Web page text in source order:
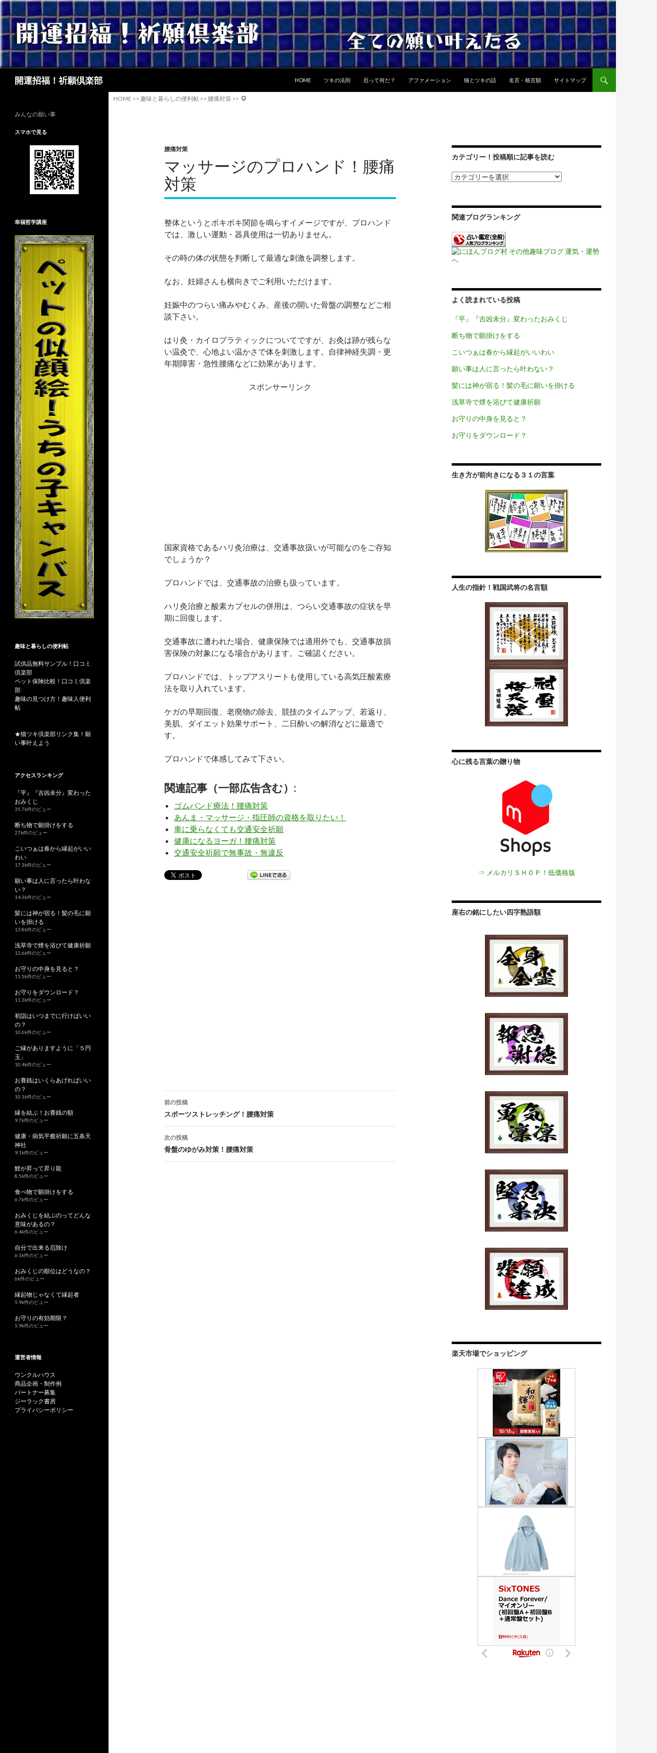
開運招福！祈願倶楽部
HOME
ツキの法則 厄って何だ？ アファメーション 猫とツキの話 名言・格言額 サイトマップ
HOME >> 趣味と暮らしの便利帖 >> 腰痛対策 >>
腰痛対策
マッサージのプロハンド！腰痛
対策
整体というとボキボキ関節を鳴らすイメージですが、プロハンド
では、激しい運動・器具使用は一切ありません。
その時の体の状態を判断して最適な刺激を調整します。
なお、妊婦さんも横向きでご利用いただけます。
妊娠中のつらい痛みやむくみ、産後の開いた骨盤の調整などご相
談下さい。
はり灸・カイロプラティックについてですが、お灸は跡が残らな
い温灸で、心地よい温かさで体を刺激します。自律神経失調・更
年期障害・急性腰痛などに効果があります。
スポンサーリンク
国家資格であるハリ灸治療は、交通事故扱いが可能なのをご存知
でしょうか？
プロハンドでは、交通事故の治療も扱っています。
ハリ灸治療と酸素カプセルの併用は、つらい交通事故の症状を早
期に回復します。
交通事故に遭われた場合、健康保険では適用外でも、交通事故損
害保険の対象になる場合があります。ご確認ください。
プロハンドでは、トップアスリートも使用している高気圧酸素療
法を取り入れています。
ケガの早期回復、老廃物の除去、競技のタイムアップ、若返り、
美肌、ダイエット効果サポート、二日酔いの解消などに最適で
す。
プロハンドで体感してみて下さい。
関連記事（一部広告含む）:
ゴムバンド療法！腰痛対策
あんま・マッサージ・指圧師の資格を取りたい！
車に乗らなくても交通安全祈願
健康になるヨーガ！腰痛対策
交通安全祈願で無事故・無違反
投
稿
ナ
前の投稿
スポーツストレッチング！腰痛対策
次の投稿
骨盤のゆがみ対策！腰痛対策
カテゴリー！投稿順に記事を読む
関連ブログランキング
よく読まれている投稿
『平』『吉凶未分』変わったおみくじ
断ち物で願掛けをする
こいつぁは春から縁起がいいわい
願い事は人に言ったら叶わない？
髪には神が宿る！髪の毛に願いを掛ける
浅草寺で煙を浴びて健康祈願
お守りの中身を見ると？
お守りをダウンロード？
生き方が前向きになる３１の言葉
人生の指針！戦国武将の名言額
心に残る言葉の贈り物
⇒ メルカリＳＨＯＰ！低価格版
座右の銘にしたい四字熟語額
楽天市場でショッピング
みんなの願い事
スマホで見る
幸福哲学講座
趣味と暮らしの便利帖
試供品無料サンプル！口コミ
倶楽部
ペット保険比較！口コミ倶楽
部
趣味の見つけ方！趣味人便利
帖
★猫ツキ倶楽部リンク集！願
い事叶えよう
アクセスランキング
『平』『吉凶未分』変わった
おみくじ
35.7k件のビュー
断ち物で願掛けをする
27k件のビュー
こいつぁは春から縁起がいい
わい
17.3k件のビュー
願い事は人に言ったら叶わな
い？
14.3k件のビュー
髪には神が宿る！髪の毛に願
いを掛ける
13.8k件のビュー
浅草寺で煙を浴びて健康祈願
12.6k件のビュー
お守りの中身を見ると？
11.5k件のビュー
お守りをダウンロード？
11.3k件のビュー
初詣はいつまでに行けばいい
の？
10.6k件のビュー
ご縁がありますように「５円
玉」
10.4k件のビュー
お賽銭はいくらあげればいい
の？
10.1k件のビュー
縁を結ぶ！お賽銭の額
9.7k件のビュー
健康・病気平癒祈願に五条天
神社
9.1k件のビュー
鯉が昇って昇り龍
8.5k件のビュー
食べ物で願掛けをする
6.7k件のビュー
おみくじを結ぶのってどんな
意味があるの？
6.4k件のビュー
自分で出来る厄除け
6.1k件のビュー
おみくじの順位はどうなの？
6k件のビュー
縁起物じゃなくて縁起者
5.9k件のビュー
お守りの有効期限？
5.9k件のビュー
運営者情報
ウンクルハウス
商品企画・制作例
パートナー募集
ジーラック書房
プライバシーポリシー